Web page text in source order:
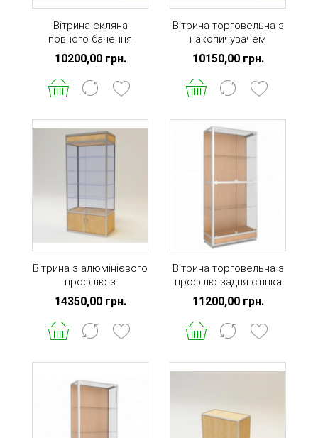
Вітрина скляна
повного бачення
10200,00 грн.
Вітрина торговельна з
накопичувачем
10150,00 грн.
Вітрина з алюмінієвого
профілю з
накопичувачем і
підсвічуванням
14350,00 грн.
Вітрина торговельна з
профілю задня стінка
ДВП
11200,00 грн.